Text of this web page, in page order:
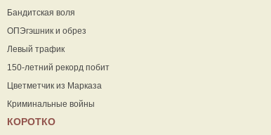
Бандитская воля
ОПЭгэшник и обрез
Левый трафик
150-летний рекорд побит
Цветметчик из Марказа
Криминальные войны
КОРОТКО